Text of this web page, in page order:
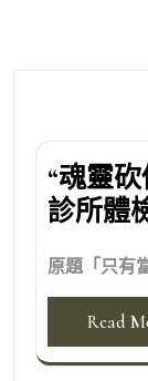
“魂靈
診所體
原題「只有
Read